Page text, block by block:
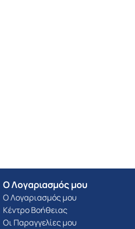
Ο Λογαριασμός μου
Ο Λογαριασμός μου
Κέντρο Βοήθειας
Οι Παραγγελίες μου